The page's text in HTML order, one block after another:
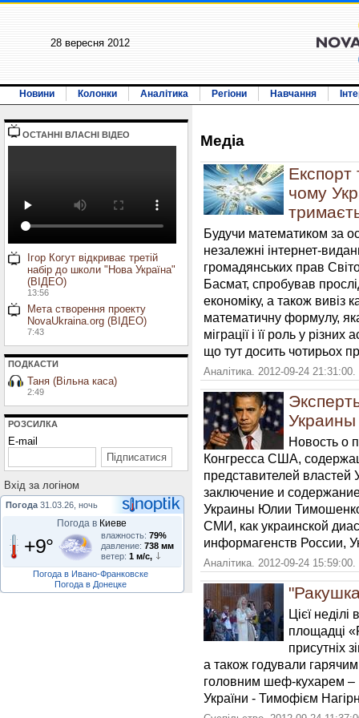
28 вересня 2012
Новини Колонки Аналітика Регіони Навчання
ОСТАННI ВЛАСНI ВIДЕО
Ігор Когут відкриває третій
набір до школи "Нова Україна"
(ВІДЕО)
13:56
Мета створення проекту
NovaUkraina.org (ВІДЕО)
7:43
ПОДКАСТИ
Таня (Вільна каса)
2:49
РОЗСИЛКА
E-mail
Вхiд за логiном
Погода 31.03.26, ночь
Погода в Киеве
+9° влажность: 79%
давление: 738 мм
ветер: 1 м/с,
Погода в Ивано-Франковске
Погода в Донецке
Медiа
Експорт
чому
Будучи математиком за
незалежні інтернет-
громадянських прав
Басмат, спробував
економіку, а також вивіз
математичну формулу,
міграції і її роль у
що тут досить чотирьох
Аналітика. 2012-09-24
Новость о
Конгресса США,
представителей властей
заключение и
Украины Юлии
СМИ, как украинской
информагенств России,
Аналітика. 2012-09-24
Цієї неділі
площадці
присутніх
а також годували
головним шеф-кухарем –
України - Тимофієм